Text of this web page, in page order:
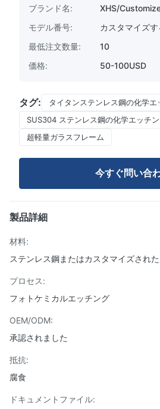
ブランド名:
XHS/
モデル番号:
カスタマイズす
最低注文数量:
10
価格:
50-100USD
タグ:
タイタンステンレス鋼の化学エ
SUS304 ステンレス鋼の化学エッチ
超軽量ガラスフレーム
今すぐ問い合
製品詳細
材料:
ステンレス鋼またはカスタマイズされた
プロセス:
フォトケミカルエッチング
OEM/ODM:
承認されました
抵抗:
腐食
ドキュメントファイル: